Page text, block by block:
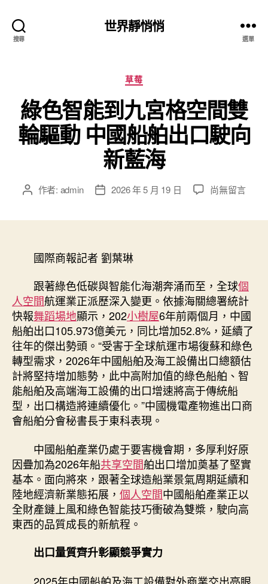
搜尋
世界靜悄悄
選單
分
類
草莓
綠色智能到九宮格空間雙
輪驅動 中國船舶出口駛向
新藍海
文 作者: admin
文
期
2026 年 5 月 19 日
在
宮
格
空
間
雙
輪
驅
動
中
國
船
口
駛
向
新
藍
海〉
尚無留言
國際商報記者 劉葉琳
跟著綠色低碳與智能化海潮奔涌而至，全球個
人空間航運業正派歷深入變更。依據海關總署統計
快報舞蹈場地顯示，202小樹屋6年前兩個月，中國
船舶出口105.973億美元，同比增加52.8%，延續了
往年的傑出勢頭。“受害于全球航運市場復蘇和綠色
轉型需求，2026年中國船舶及海工設備出口總額估
計將堅持增加態勢，此中高附加值的綠色船舶、智
能船舶及高端海工設備的出口增速將高于傳統船
型，出口構造將連續優化。”中國機電產物進出口商
會船舶分會秘書長于東科表現。
中國船舶產業仍處于要害機會期，多厚利好原
因疊加為2026年船共享空間舶出口增加奠基了堅實
基本。面向將來，跟著全球造船業景氣周期延續和
陸地經濟新業態拓展， 個人空間中國船舶產業正以
全財產鏈上風和綠色智能技巧衝破為雙槳，駛向高
東西的品質成長的新航程。
出口量質齊升彰顯競爭實力
2025年中國船舶及海工設備對外商業交出亮眼